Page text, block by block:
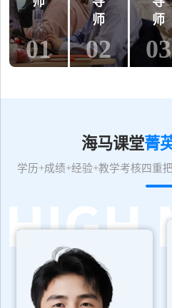
01
师
02
师
03
海马课堂菁
学历+成绩+经验+教学考核四重